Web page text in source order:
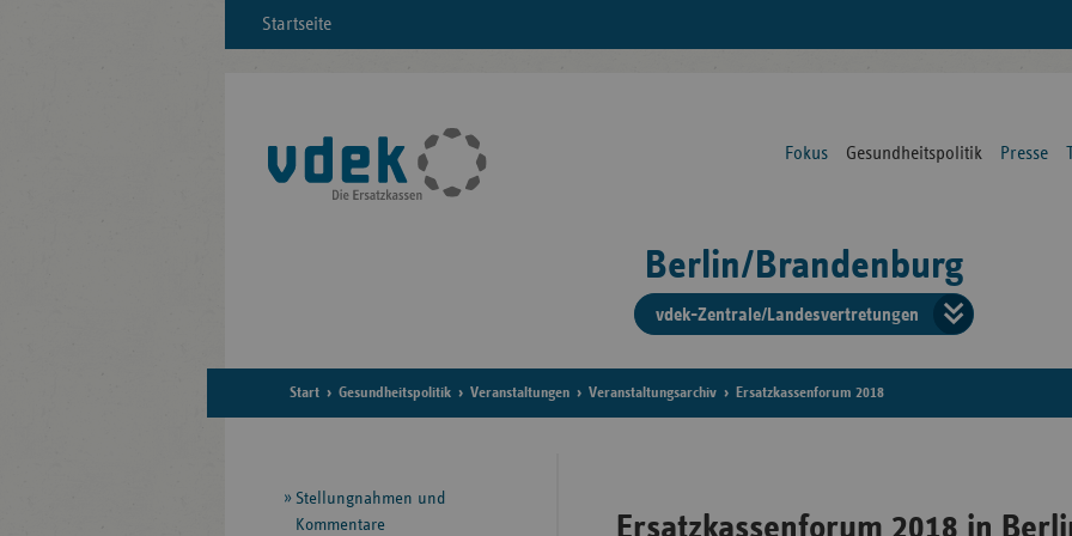
Startseite
Fokus Gesundheitspolitik Presse
Berlin/Brandenburg
vdek-Zentrale/Landesvertretungen
der
Start Gesundheitspolitik Veranstaltungen Veranstaltungsarchiv Ersatzkassenforum 2018
Ersatzkassenforum 2018 in
Seitennavigation
Stellungnahmen und
Kommentare